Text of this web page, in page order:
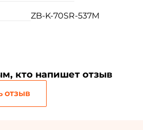
ZB-K-70SR-537M
кто напишет отзыв
отзыв